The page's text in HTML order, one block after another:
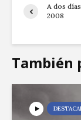
A dos
2008
También